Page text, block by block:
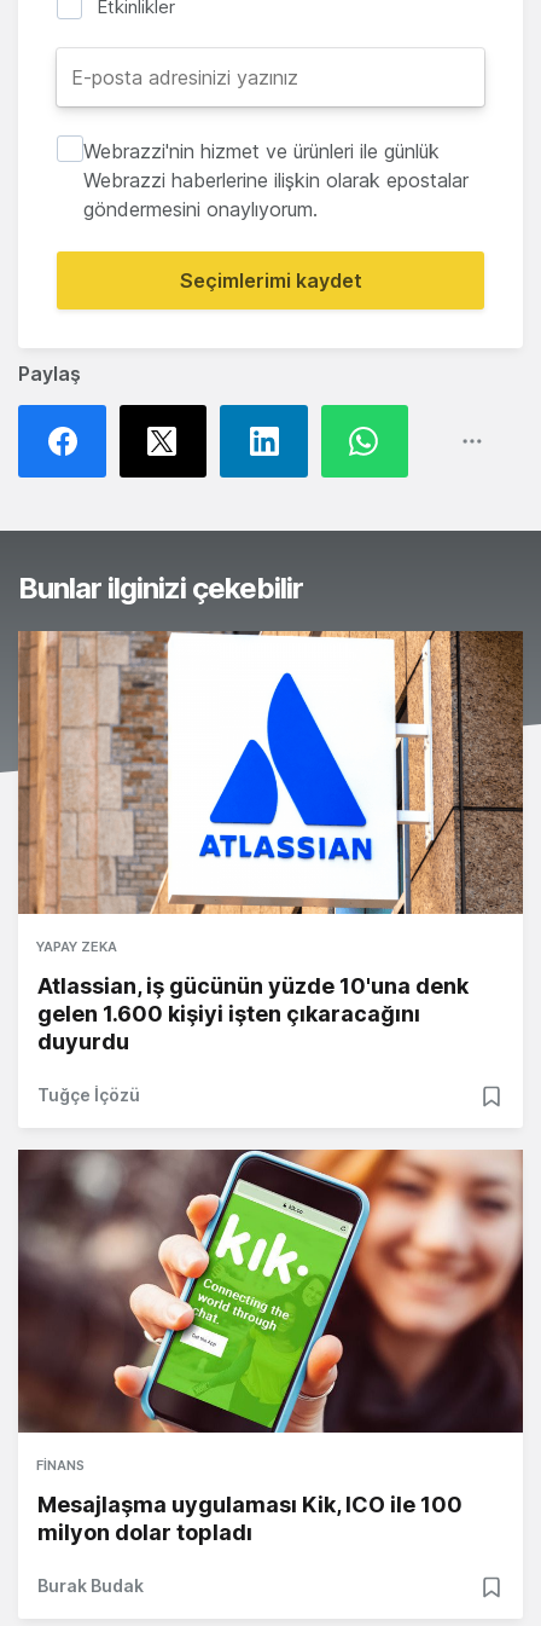
Paylaş
Etkinlikler
Webrazzi'nin hizmet ve ürünleri ile günlük
Webrazzi haberlerine ilişkin olarak epostalar
göndermesini onaylıyorum.
Seçimlerimi kaydet
Bunlar ilginizi çekebilir
YAPAY ZEKA
Atlassian, iş gücünün yüzde 10'una denk
gelen 1.600 kişiyi işten çıkaracağını
duyurdu
Tuğçe İçözü
FINANS
Mesajlaşma uygulaması Kik, ICO ile 100
milyon dolar topladı
Burak Budak